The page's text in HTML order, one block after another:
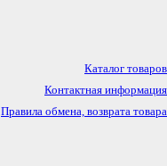
Каталог товаров
Контактная информация
Правила обмена, возврата товара